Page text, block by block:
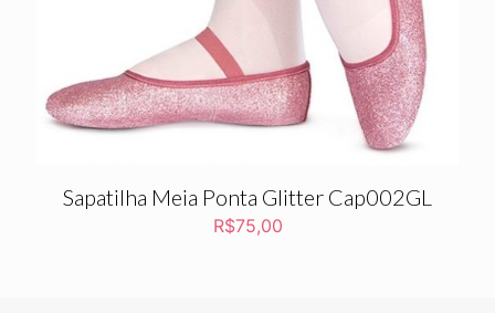
Sapatilha Meia Ponta Glitter Cap002GL
R$75,00